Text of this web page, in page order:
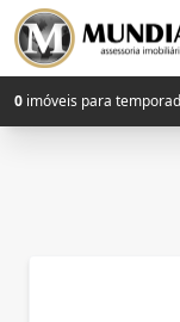
0 imóveis para